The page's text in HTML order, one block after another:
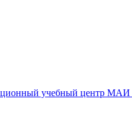
учебный центр МАИ